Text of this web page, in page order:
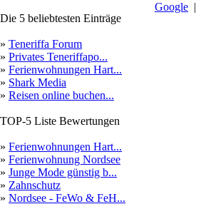
Die 5 beliebtesten Einträge
» Teneriffa Forum
» Privates Teneriffapo...
» Ferienwohnungen Hart...
» Shark Media
» Reisen online buchen...
TOP-5 Liste Bewertungen
» Ferienwohnungen Hart...
» Ferienwohnung Nordsee
» Junge Mode günstig b...
» Zahnschutz
» Nordsee - FeWo & FeH...
Google |